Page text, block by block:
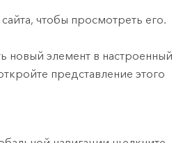
чтобы просмотреть его.
новый элемент в настроенный
представление этого